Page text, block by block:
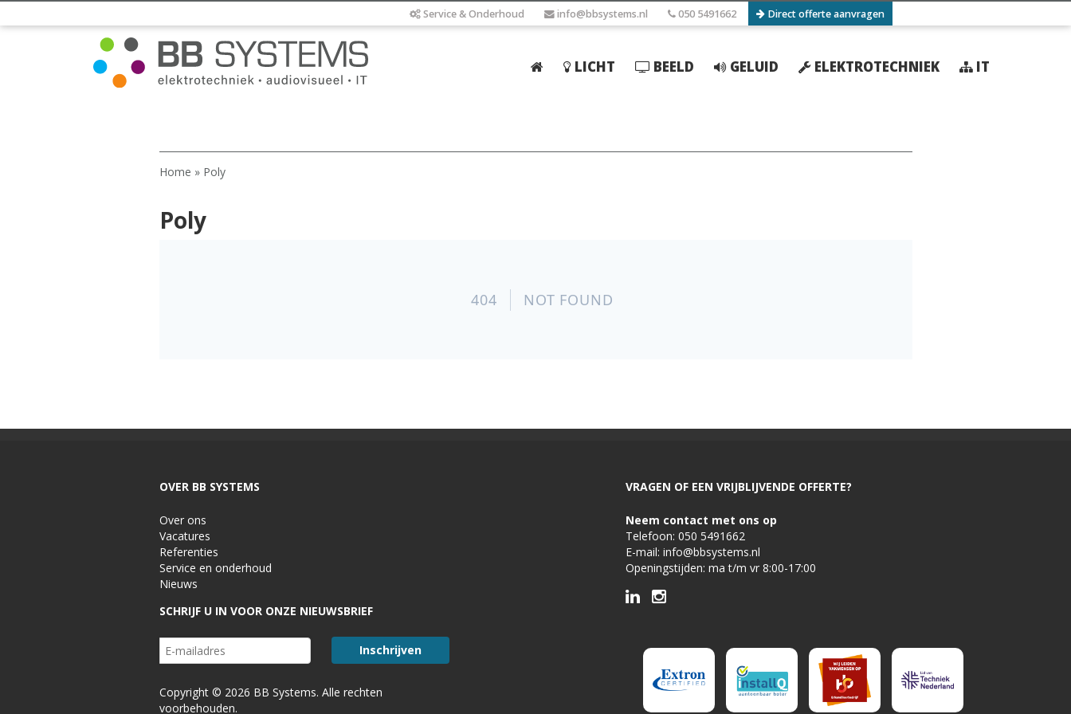
Service & Onderhoud info@bbsystems.nl 050 5491662 Direct offerte aanvragen
Licht
Webshop
LICHT BEELD GELUID ELEKTROTECHNIEK IT
Home » Poly
Poly
OVER BB SYSTEMS
Over ons
Vacatures
Referenties
Service en onderhoud
Nieuws
SCHRIJF U IN VOOR ONZE NIEUWSBRIEF
Copyright © 2026 BB Systems. Alle rechten
voorbehouden.
VRAGEN OF EEN VRIJBLIJVENDE OFFERTE?
Neem contact met ons op
Telefoon: 050 5491662
E-mail: info@bbsystems.nl
Openingstijden: ma t/m vr 8:00-17:00